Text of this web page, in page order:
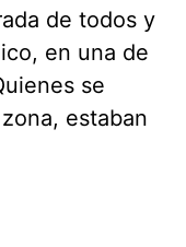
de todos y
en una de
se
estaban